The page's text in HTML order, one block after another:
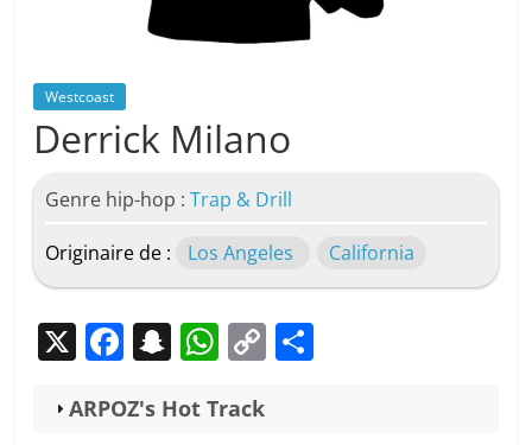
Westcoast
Derrick Milano
Genre hip-hop :Trap & Drill
Originaire de : Los Angeles California
X F
c
S
a
W
at
C
ARPOZ's Hot Track